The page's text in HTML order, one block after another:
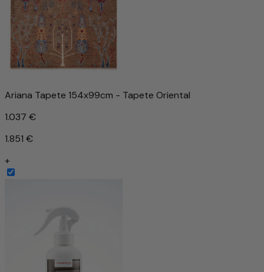
Ariana Tapete 154x99cm - Tapete Oriental
1.037 €
1.851 €
+